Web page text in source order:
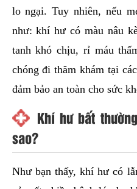
lo ngại. Tuy nhiên, nếu
như: khí hư có màu nâu
tanh khó chịu, rỉ máu
chóng đi thăm khám tại
đảm bảo an toàn cho sức
Khí hư bất
sao?
Như bạn thấy, khí hư có